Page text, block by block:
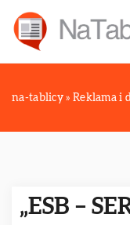
na-tablicy » Reklama i
„ESB –